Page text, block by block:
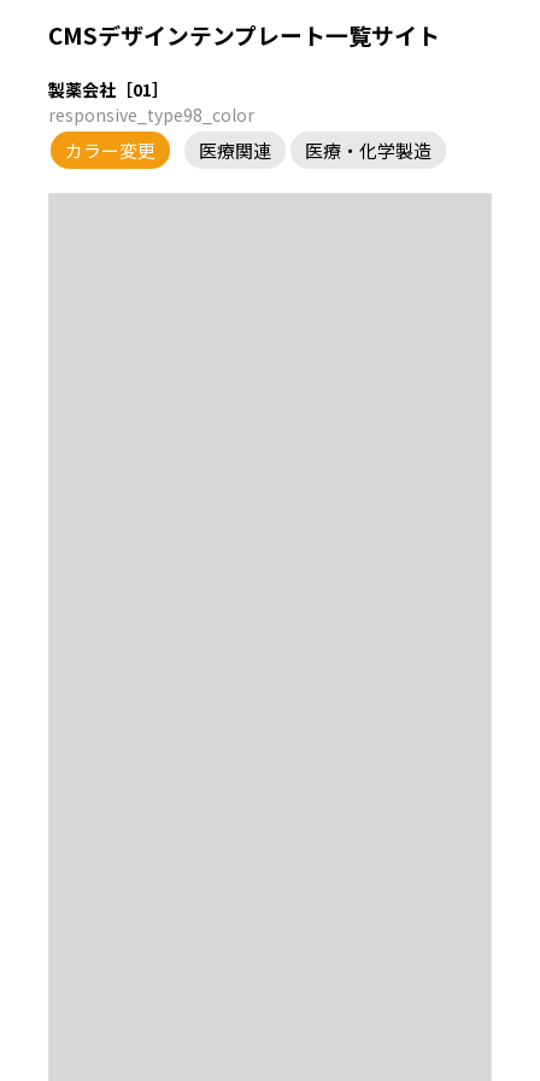
CMSデザインテンプレート一覧サイト
製薬会社［01］
responsive_type98_color
医療・化学製造
医療関連
カラー変更